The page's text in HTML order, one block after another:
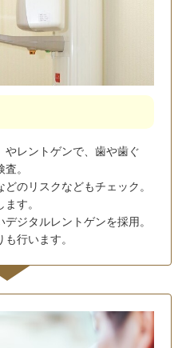
やレントゲンで、歯や歯ぐ
。
のリスクなどもチェック。
す。
ジタルレントゲンを採用。
行います。